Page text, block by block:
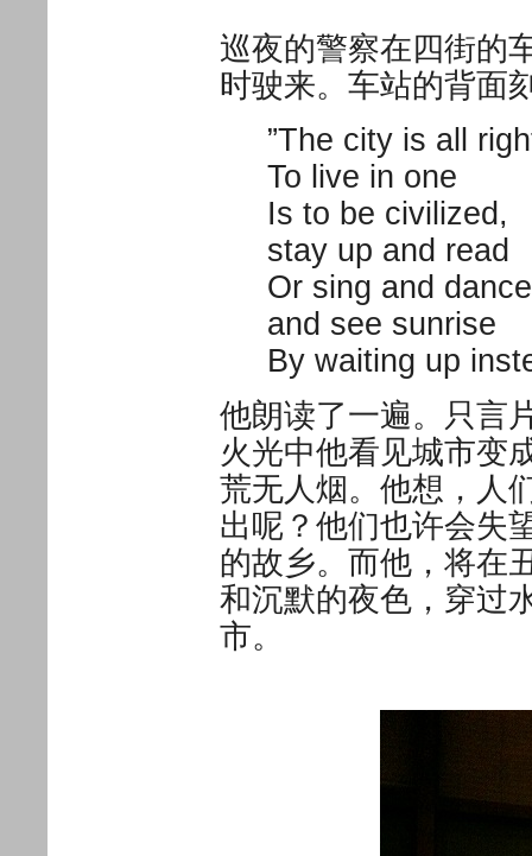
巡夜的警察在四街的
时驶来。车站的背面
”The city is all
To live in one
Is to be civilized,
stay up and read
Or sing and
and see sunrise
By waiting up
他朗读了一遍。只言
火光中他看见城市变
荒无人烟。他想，人
出呢？他们也许会失
的故乡。而他，将在
和沉默的夜色，穿过
市。